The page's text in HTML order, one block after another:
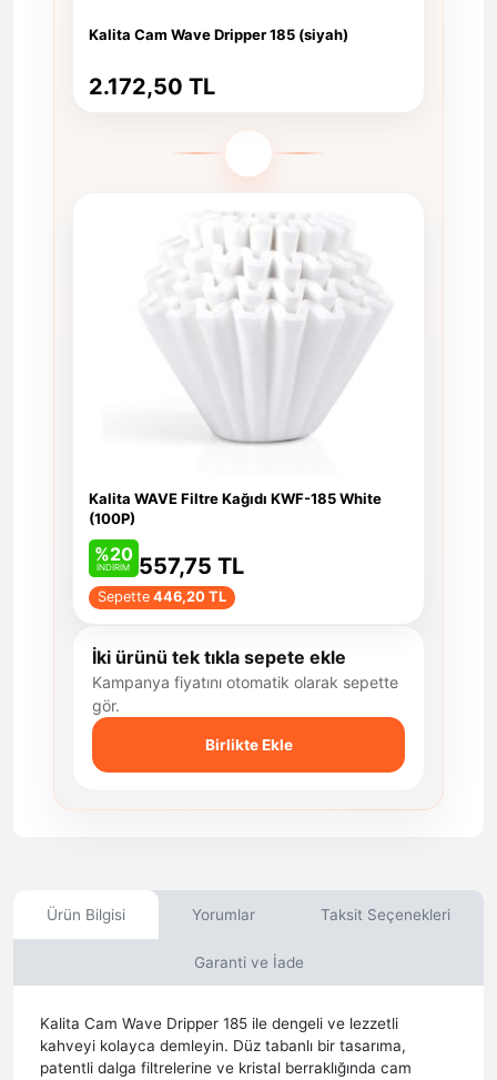
Kalita Cam Wave Dripper 185 (siyah)
2.172,50 TL
Kalita WAVE Filtre Kağıdı KWF-185 White
(100P)
%20
İNDİRİM 557,75 TL
Sepette446,20 TL
İki ürünü tek tıkla sepete ekle
Kampanya fiyatını otomatik olarak sepette
gör.
Birlikte Ekle
Ürün Bilgisi Yorumlar Taksit Seçenekleri
Garanti ve İade
Kalita Cam Wave Dripper 185 ile dengeli ve lezzetli
kahveyi kolayca demleyin. Düz tabanlı bir tasarıma,
patentli dalga filtrelerine ve kristal berraklığında cam